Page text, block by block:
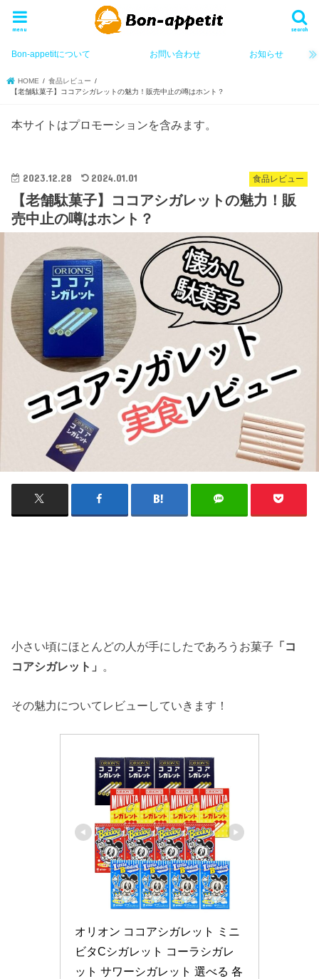
search
menu
Bon-appetitについて お問い合わせ お知らせ
HOME
食品レビュー
【老舗駄菓子】ココアシガレットの魅力！販売中止の噂はホント？
本サイトはプロモーションを含みます。
食品レビュー
2023.12.28 2024.01.01
【老舗駄菓子】ココアシガレットの魅力！販
売中止の噂はホント？
小さい頃にほとんどの人が手にしたであろうお菓子 「コ
コアシガレット」 。
その魅力についてレビューしていきます！
オリオン ココアシガレット ミニ
ビタCシガレット コーラシガレ
ット サワーシガレット 選べる 各